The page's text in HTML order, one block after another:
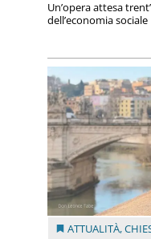
Un’opera attesa
dell’economia sociale
ATTUALITÀ,